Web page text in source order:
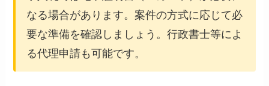
なる場合があります。案件の方式に応じて必
要な準備を確認しましょう。行政書士等によ
る代理申請も可能です。